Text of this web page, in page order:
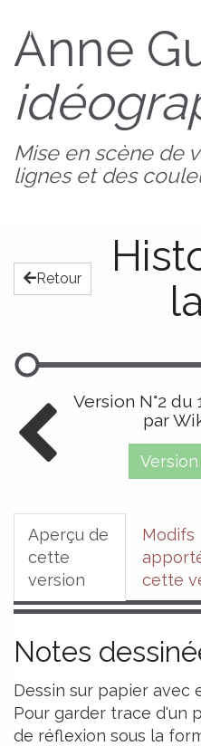
AnnedeBZH
Anne
Mise en scène de
lignes et des
Retour
Version N°2 du
par
Aperçu de
cette
version
Modifs
cette